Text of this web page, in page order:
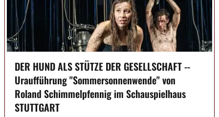
DER HUND ALS STÜTZE DER GESELLSCHAFT --
Uraufführung "Sommersonnenwende" von
Roland Schimmelpfennig im Schauspielhaus
STUTTGART